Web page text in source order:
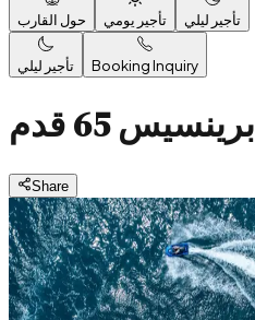
حول القارب تأجير يومي تأجير ليلي
تأجير ليلي Booking Inquiry
برينسيس 65 قدم
Share